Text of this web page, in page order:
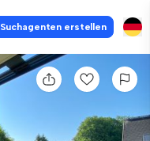
Suchagenten erstellen